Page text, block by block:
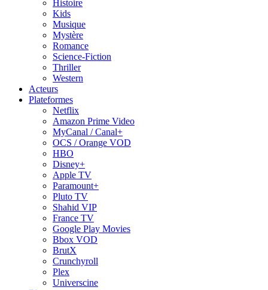
Histoire
Kids
Musique
Mystère
Romance
Science-Fiction
Thriller
Western
Acteurs
Plateformes
Netflix
Amazon Prime Video
MyCanal / Canal+
OCS / Orange VOD
HBO
Disney+
Apple TV
Paramount+
Pluto TV
Shahid VIP
France TV
Google Play Movies
Bbox VOD
BrutX
Crunchyroll
Plex
Universcine